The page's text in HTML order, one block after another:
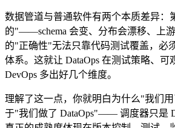
数据管道与普通软件有两个本质差异：
的"——schema 会变、分布会漂移、上
的"正确性"无法只靠代码测试覆盖，必
体系。这就让 DataOps 在测试策略、
DevOps 多出好几个维度。
理解了这一点，你就明白为什么"我们
于"我们做了 DataOps"—— 调度器只是